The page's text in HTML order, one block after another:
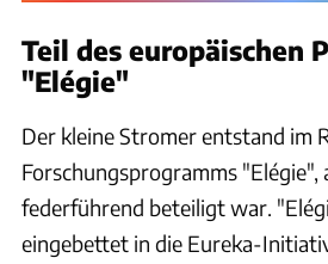
Teil des europäischen
"Elégie"
Der kleine Stromer entstand im
Forschungsprogramms "Elégie",
federführend beteiligt war.
eingebettet in die Eureka-